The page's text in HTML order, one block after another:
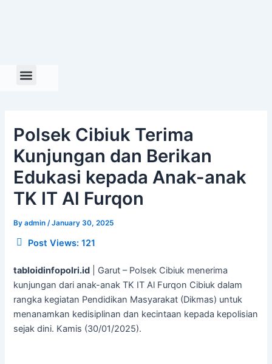
Polsek Cibiuk Terima
Kunjungan dan Berikan
Edukasi kepada Anak-anak
TK IT Al Furqon
Byadmin /January 30, 2025
Post Views: 121
tabloidinfopolri.id | Garut – Polsek Cibiuk menerima
kunjungan dari anak-anak TK IT Al Furqon Cibiuk dalam
rangka kegiatan Pendidikan Masyarakat (Dikmas) untuk
menanamkan kedisiplinan dan kecintaan kepada kepolisian
sejak dini. Kamis (30/01/2025).